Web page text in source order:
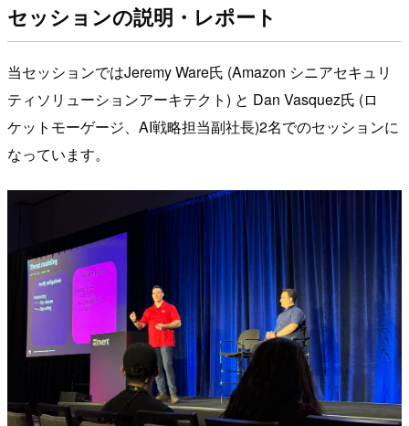
セッションの説明・レポート
当セッションではJeremy Ware氏 (Amazon シニアセキュリ
ティソリューションアーキテクト) と Dan Vasquez氏 (ロ
ケットモーゲージ、AI戦略担当副社長)2名でのセッションに
なっています。